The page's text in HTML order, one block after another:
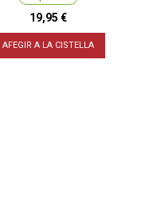
19,95 €
AFEGIR A LA CISTELLA